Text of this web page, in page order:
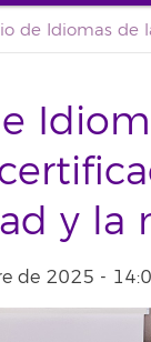
y la
de 2025 -